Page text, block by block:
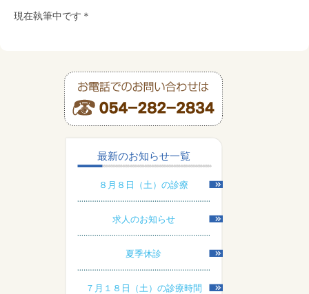
現在執筆中です＊
最新のお知らせ一覧
８月８日（土）の診療
求人のお知らせ
夏季休診
７月１８日（土）の診療時間